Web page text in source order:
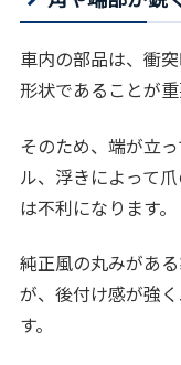
車内の部品は、衝
形状であることが重
そのため、端が立
ル、浮きによって
は不利になります。
純正風の丸みがあ
が、後付け感が強
す。